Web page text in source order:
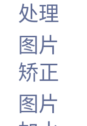
处理
图片
矫正
图片